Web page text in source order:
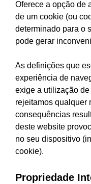
Oferece a opção de
de um cookie (ou
determinado para o
pode gerar
As definições que
experiência de
exige a utilização
rejeitamos qualquer
consequências
deste website
no seu dispositivo
cookie).
Propriedade